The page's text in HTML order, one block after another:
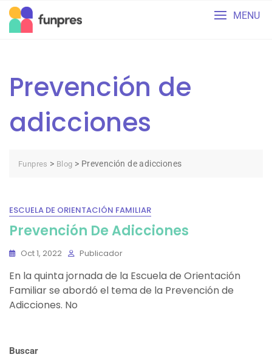
Skip
content
MENU
Prevención de
adicciones
Funpres > Blog > Prevención de adicciones
ESCUELA DE ORIENTACIÓN FAMILIAR
Prevención De Adicciones
Oct 1, 2022 Publicador
En la quinta jornada de la Escuela de Orientación
Familiar se abordó el tema de la Prevención de
Adicciones. No
Buscar